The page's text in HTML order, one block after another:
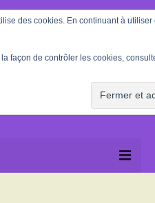
des cookies. En continuant à utiliser
façon de contrôler les cookies,